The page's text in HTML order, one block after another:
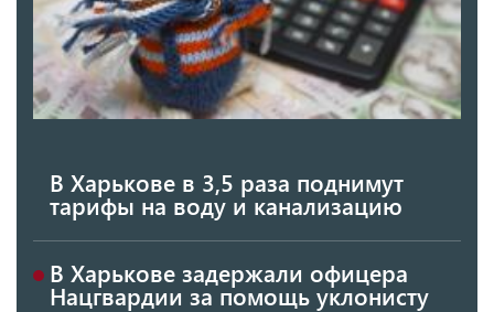
В Харькове в 3,5 раза поднимут
тарифы на воду и канализацию
В Харькове задержали офицера
Нацгвардии за помощь уклонисту